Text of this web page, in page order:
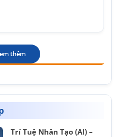
thêm
Trí Tuệ Nhân Tạo (AI) –